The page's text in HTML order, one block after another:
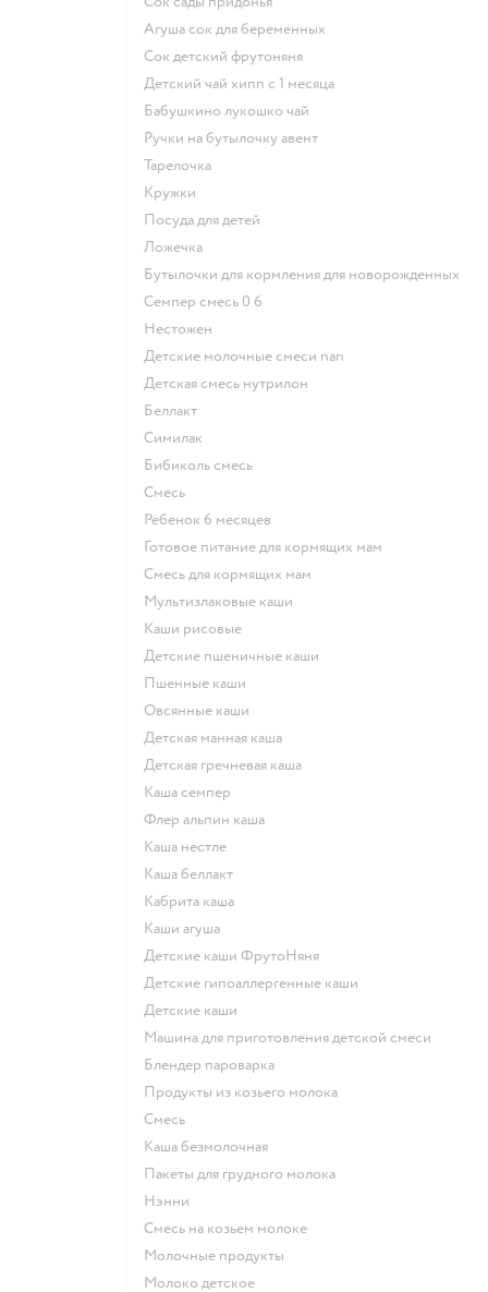
агуша сок для беременных
сок детский фрутоняня
детский чай хипп с 1 месяца
бабушкино лукошко чай
ручки на бутылочку авент
тарелочка
кружки
посуда для детей
ложечка
бутылочки для кормления для новорожденных
семпер смесь 0 6
нестожен
Детские молочные смеси nan
детская смесь нутрилон
беллакт
симилак
бибиколь смесь
смесь
ребенок 6 месяцев
готовое питание для кормящих мам
смесь для кормящих мам
Мультизлаковые каши
Каши рисовые
Детские пшеничные каши
Пшенные каши
овсянные каши
детская манная каша
детская гречневая каша
каша семпер
флер альпин каша
каша нестле
каша беллакт
кабрита каша
каши агуша
Детские каши ФрутоНяня
Детские гипоаллергенные каши
детские каши
машина для приготовления детской смеси
блендер пароварка
продукты из козьего молока
смесь
каша безмолочная
пакеты для грудного молока
нэнни
смесь на козьем молоке
молочные продукты
молоко детское